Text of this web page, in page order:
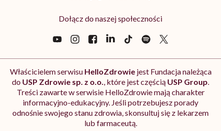
Dołącz do naszej społeczności
Właścicielem serwisu HelloZdrowiejest Fundacja należąca
do USP Zdrowie sp. z o.o., które jest częścią USP Group.
Treści zawarte w serwisie HelloZdrowie mają charakter
informacyjno-edukacyjny. Jeśli potrzebujesz porady
odnośnie swojego stanu zdrowia, skonsultuj się z lekarzem
lub farmaceutą.